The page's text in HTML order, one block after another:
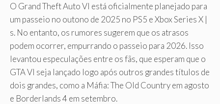
O Grand Theft Auto VI está oficialmente planejado para
um passeio no outono de 2025 no PS5 e Xbox Series X |
s. No entanto, os rumores sugerem que os atrasos
podem ocorrer, empurrando o passeio para 2026. Isso
levantou especulações entre os fãs, que esperam que o
GTA VI seja lançado logo após outros grandes títulos de
dois grandes, como a Máfia: The Old Country em agosto
e Borderlands 4 em setembro.